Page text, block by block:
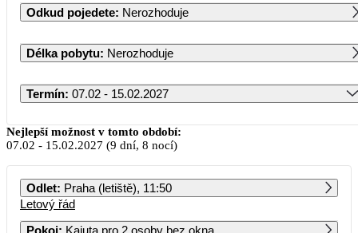
Odkud pojedete: Nerozhoduje
Délka pobytu: Nerozhoduje
Termín: 07.02 - 15.02.2027
Únor 2027
PO ÚT ST ČT PÁ SO NE
37 990
Nejlepší možnost v tomto období:
07.02 - 15.02.2027 (9 dní, 8 nocí)
Odlet: Praha (letiště), 11:50
Letový řád
Pokoj: Kajuta pro 2 osoby bez okna